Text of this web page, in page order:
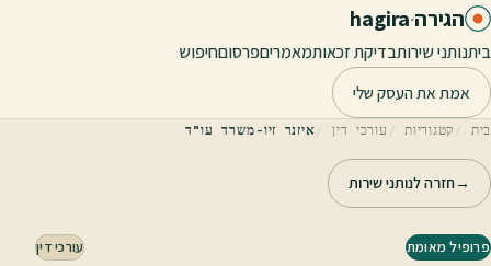
דלג לתוכן הראשי
הגירה·
hagira
ביתנותני שירותבדיקת זכאותמאמריםפרסוםחיפוש
אמת את העסק שלי
בית קטגוריות עורכי דין איזנר זיו-משרד עו"ד
→חזרה לנותני שירות
פרופיל מאומת עורכי דין